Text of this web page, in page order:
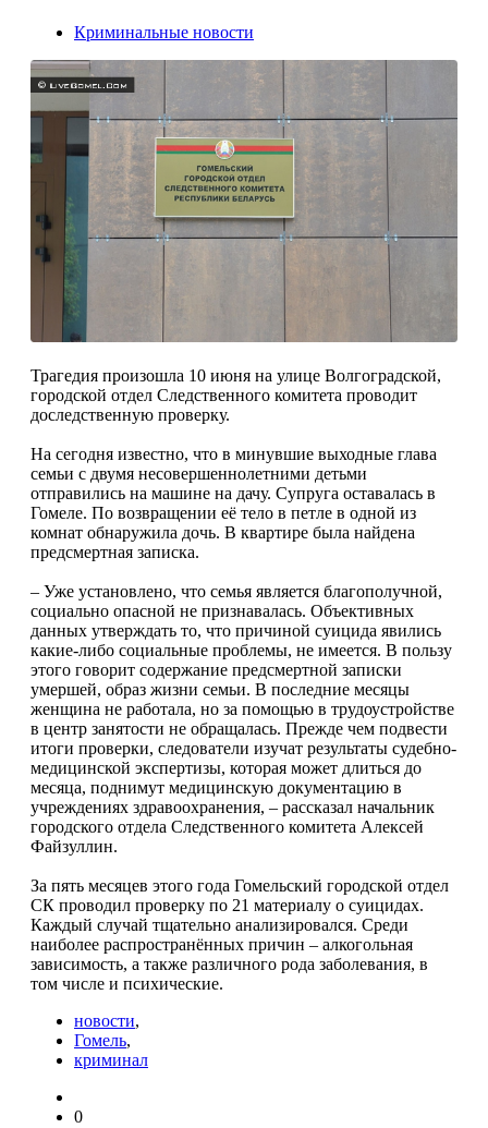
Криминальные новости
Трагедия произошла 10 июня на улице Волгоградской,
городской отдел Следственного комитета проводит
доследственную проверку.
На сегодня известно, что в минувшие выходные глава
семьи с двумя несовершеннолетними детьми
отправились на машине на дачу. Супруга оставалась в
Гомеле. По возвращении её тело в петле в одной из
комнат обнаружила дочь. В квартире была найдена
предсмертная записка.
– Уже установлено, что семья является благополучной,
социально опасной не признавалась. Объективных
данных утверждать то, что причиной суицида явились
какие-либо социальные проблемы, не имеется. В пользу
этого говорит содержание предсмертной записки
умершей, образ жизни семьи. В последние месяцы
женщина не работала, но за помощью в трудоустройстве
в центр занятости не обращалась. Прежде чем подвести
итоги проверки, следователи изучат результаты судебно-
медицинской экспертизы, которая может длиться до
месяца, поднимут медицинскую документацию в
учреждениях здравоохранения, – рассказал начальник
городского отдела Следственного комитета Алексей
Файзуллин.
За пять месяцев этого года Гомельский городской отдел
СК проводил проверку по 21 материалу о суицидах.
Каждый случай тщательно анализировался. Среди
наиболее распространённых причин – алкогольная
зависимость, а также различного рода заболевания, в
том числе и психические.
новости,
Гомель,
криминал
0